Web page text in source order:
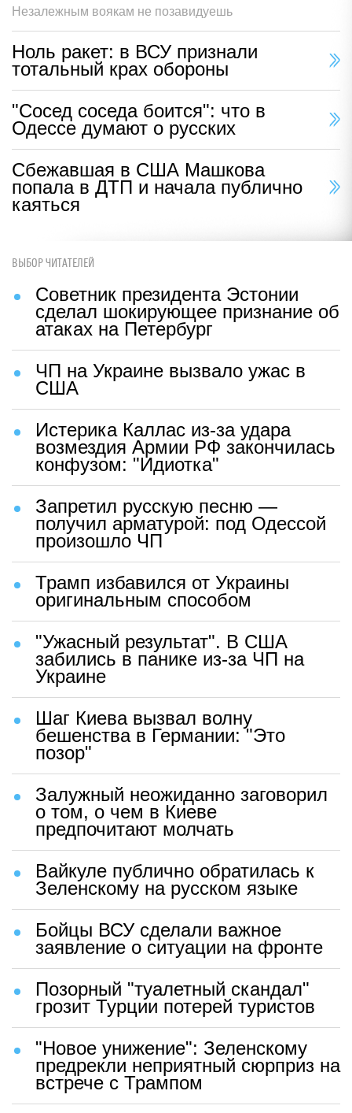
Незалежным воякам не позавидуешь
Ноль ракет: в ВСУ признали
тотальный крах обороны
"Сосед соседа боится": что в
Одессе думают о русских
Сбежавшая в США Машкова
попала в ДТП и начала публично
каяться
ВЫБОР ЧИТАТЕЛЕЙ
Советник президента Эстонии
сделал шокирующее признание об
атаках на Петербург
ЧП на Украине вызвало ужас в
США
Истерика Каллас из-за удара
возмездия Армии РФ закончилась
конфузом: "Идиотка"
Запретил русскую песню —
получил арматурой: под Одессой
произошло ЧП
Трамп избавился от Украины
оригинальным способом
"Ужасный результат". В США
забились в панике из-за ЧП на
Украине
Шаг Киева вызвал волну
бешенства в Германии: "Это
позор"
Залужный неожиданно заговорил
о том, о чем в Киеве
предпочитают молчать
Вайкуле публично обратилась к
Зеленскому на русском языке
Бойцы ВСУ сделали важное
заявление о ситуации на фронте
Позорный "туалетный скандал"
грозит Турции потерей туристов
"Новое унижение": Зеленскому
предрекли неприятный сюрприз на
встрече с Трампом